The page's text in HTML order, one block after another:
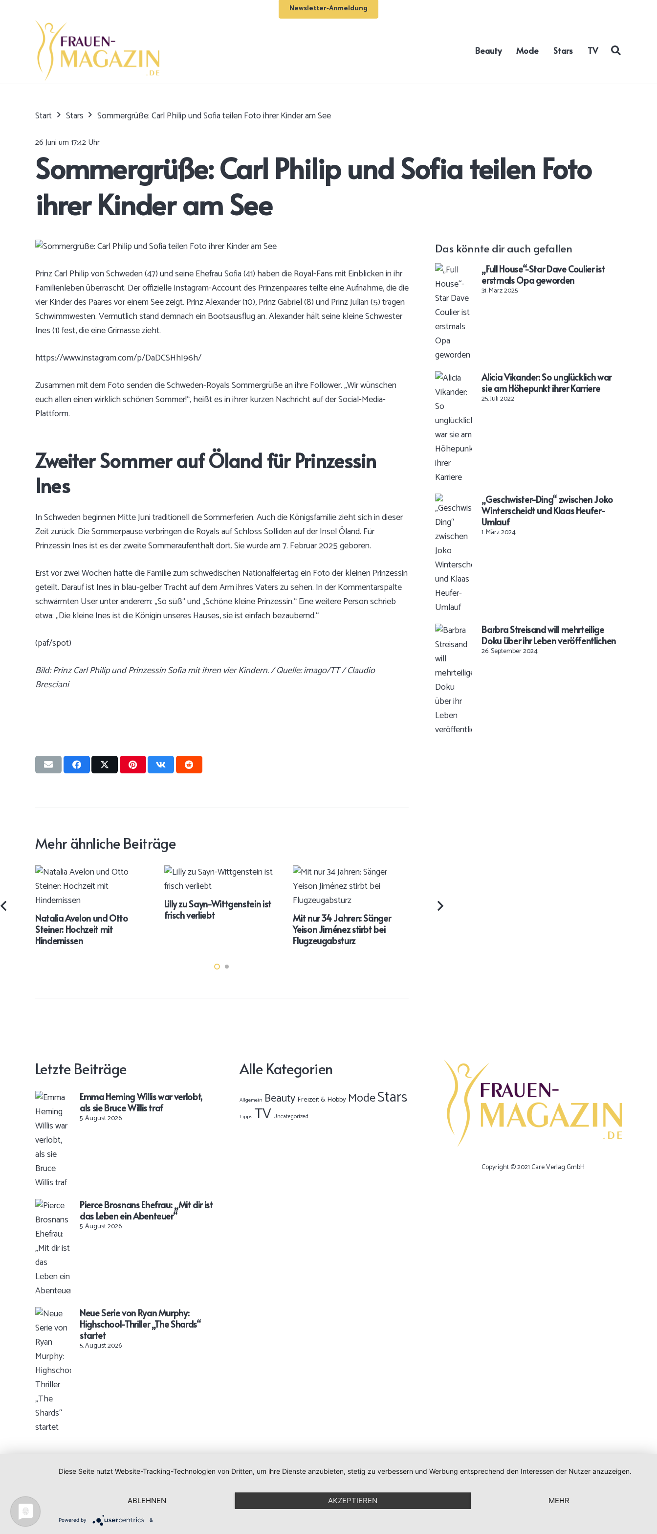
Newsletter-Anmeldung
Beauty Mode Stars TV
Start Stars Sommergrüße: Carl Philip und Sofia teilen Foto ihrer Kinder am See
26 Juni um 17:42 Uhr
Sommergrüße: Carl Philip und Sofia teilen Foto
ihrer Kinder am See
Prinz Carl Philip von Schweden (47) und seine Ehefrau Sofia (41) haben die Royal-Fans mit Einblicken in ihr
Familienleben überrascht. Der offizielle Instagram-Account des Prinzenpaares teilte eine Aufnahme, die die
vier Kinder des Paares vor einem See zeigt. Prinz Alexander (10), Prinz Gabriel (8) und Prinz Julian (5) tragen
Schwimmwesten. Vermutlich stand demnach ein Bootsausflug an. Alexander hält seine kleine Schwester
Ines (1) fest, die eine Grimasse zieht.
https://www.instagram.com/p/DaDCSHhI96h/
Zusammen mit dem Foto senden die Schweden-Royals Sommergrüße an ihre Follower. „Wir wünschen
euch allen einen wirklich schönen Sommer!“, heißt es in ihrer kurzen Nachricht auf der Social-Media-
Plattform.
Zweiter Sommer auf Öland für Prinzessin
Ines
In Schweden beginnen Mitte Juni traditionell die Sommerferien. Auch die Königsfamilie zieht sich in dieser
Zeit zurück. Die Sommerpause verbringen die Royals auf Schloss Solliden auf der Insel Öland. Für
Prinzessin Ines ist es der zweite Sommeraufenthalt dort. Sie wurde am 7. Februar 2025 geboren.
Erst vor zwei Wochen hatte die Familie zum schwedischen Nationalfeiertag ein Foto der kleinen Prinzessin
geteilt. Darauf ist Ines in blau-gelber Tracht auf dem Arm ihres Vaters zu sehen. In der Kommentarspalte
schwärmten User unter anderem: „So süß“ und „Schöne kleine Prinzessin.“ Eine weitere Person schrieb
etwa: „Die kleine Ines ist die Königin unseres Hauses, sie ist einfach bezaubernd.“
(paf/spot)
Bild: Prinz Carl Philip und Prinzessin Sofia mit ihren vier Kindern. / Quelle: imago/TT / Claudio
Bresciani
Das könnte dir auch gefallen
„Full House“-Star Dave Coulier ist
erstmals Opa geworden
31. März 2025
Alicia Vikander: So unglücklich war
sie am Höhepunkt ihrer Karriere
25. Juli 2022
„Geschwister-Ding“ zwischen Joko
Winterscheidt und Klaas Heufer-
Umlauf
1. März 2024
Barbra Streisand will mehrteilige
Doku über ihr Leben veröffentlichen
26. September 2024
Mehr ähnliche Beiträge
Natalia Avelon und Otto
Steiner: Hochzeit mit
Hindernissen
Lilly zu Sayn-Wittgenstein ist
frisch verliebt
Mit nur 34 Jahren: Sänger
Yeison Jiménez stirbt bei
Flugzeugabsturz
Letzte Beiträge
Emma Heming Willis war verlobt,
als sie Bruce Willis traf
5. August 2026
Pierce Brosnans Ehefrau: „Mit dir ist
das Leben ein Abenteuer“
5. August 2026
Neue Serie von Ryan Murphy:
Highschool-Thriller „The Shards“
startet
5. August 2026
Alle Kategorien
Allgemein Beauty Freizeit & Hobby ModeStars
Tipps TV Uncategorized
Copyright © 2021 Care Verlag GmbH
Impressum|Datenschutz|Newsletter|Cookie-Einstellungen
Diese Seite nutzt Website-Tracking-Technologien von Dritten, um ihre Dienste anzubieten, stetig zu verbessern und Werbung entsprechend den Interessen der Nutzer anzuzeigen.
ABLEHNEN AKZEPTIEREN MEHR
Powered by &